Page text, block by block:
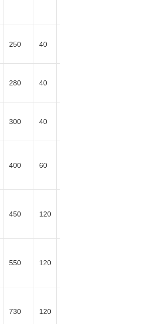
250 40
280 40
300 40
400 60
450 120
550 120
730 120